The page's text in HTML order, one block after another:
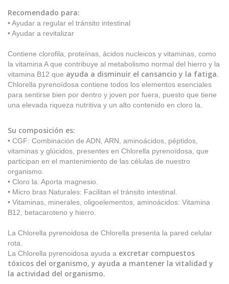
Recomendado para:
• Ayudar a regular el tránsito intestinal
• Ayudar a revitalizar
Contiene clorofila, proteínas, ácidos nucleicos y vitaminas, como
la vitamina A que contribuye al metabolismo normal del hierro y la
vitamina B12 que ayuda a disminuir el cansancio y la fatiga.
Chlorella pyrenoïdosa contiene todos los elementos esenciales
para sentirse bien por dentro y joven por fuera, puesto que tiene
una elevada riqueza nutritiva y un alto contenido en cloro la.
Su composición es:
• CGF: Combinación de ADN, ARN, aminoácidos, péptidos,
vitaminas y glúcidos, presentes en Chlorella pyrenoïdosa, que
participan en el mantenimiento de las células de nuestro
organismo.
• Cloro la: Aporta magnesio.
• Micro bras Naturales: Facilitan el tránsito intestinal.
• Vitaminas, minerales, oligoelementos, aminoácidos: Vitamina
B12, betacaroteno y hierro.
La Chlorella pyrenoidosa de Chlorella presenta la pared celular
rota.
La Chlorella pyrenoidosa ayuda a excretar compuestos
tóxicos del organismo, y ayuda a mantener la vitalidad y
la actividad del organismo.